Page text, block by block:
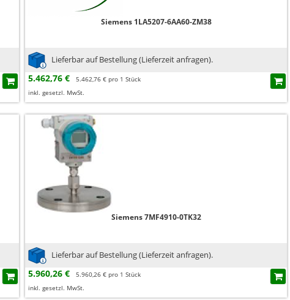
Siemens 1LA5207-6AA60-ZM38
Lieferbar auf Bestellung (Lieferzeit anfragen).
5.462,76 €
5.462,76 € pro 1 Stück
inkl. gesetzl. MwSt.
Siemens 7MF4910-0TK32
Lieferbar auf Bestellung (Lieferzeit anfragen).
5.960,26 €
5.960,26 € pro 1 Stück
inkl. gesetzl. MwSt.